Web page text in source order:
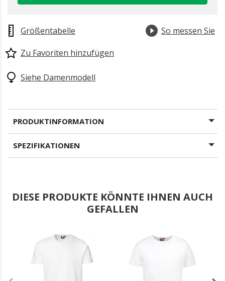
Größentabelle
So messen Sie
Zu Favoriten hinzufügen
Siehe Damenmodell
PRODUKTINFORMATION
SPEZIFIKATIONEN
DIESE PRODUKTE KÖNNTE IHNEN AUCH
GEFALLEN